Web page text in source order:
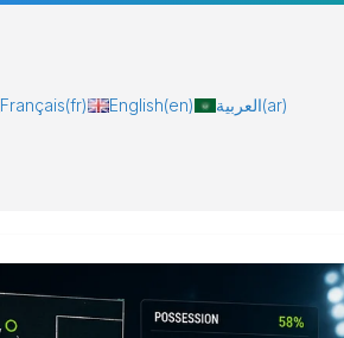
Français(fr) English(en) العربية(ar)